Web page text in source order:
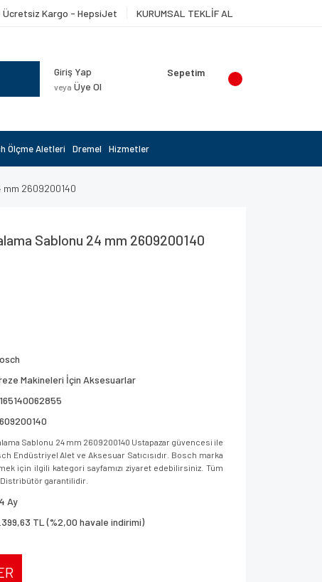
Ücretsiz Kargo - HepsiJet KURUMSAL TEKLİF AL
Giriş Yap
veya Üye Ol
Sepetim
Ölçme Aletleri Dremel Hizmetler
mm 2609200140
Sablonu 24 mm 2609200140
Makineleri İçin Aksesuarlar
Sablonu 24 mm 2609200140 Ustapazar güvencesi ile
Endüstriyel Alet ve Aksesuar Satıcısıdır. Bosch marka
için ilgili kategori sayfamızı ziyaret edebilirsiniz. Tüm
garantilidir.
Ay
TL (%2,00 havale indirimi)